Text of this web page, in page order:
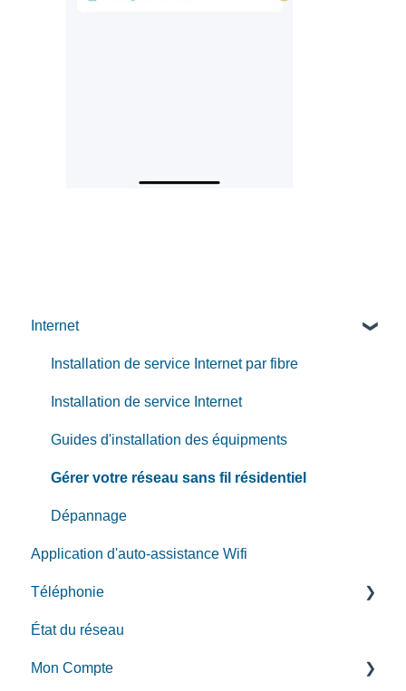
Internet
Installation de service Internet par fibre
Installation de service Internet
Guides d'installation des équipments
Gérer votre réseau sans fil résidentiel
Dépannage
Application d'auto-assistance Wifi
Téléphonie
Guide d'installation de service de téléphonie
Fonctions d'appel
État du réseau
Mon Compte